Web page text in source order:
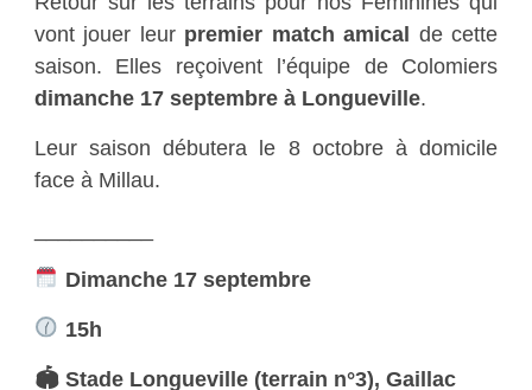
vont jouer leur premier match amical de cette
saison. Elles reçoivent l’équipe de Colomiers
dimanche 17 septembre à Longueville.
Leur saison débutera le 8 octobre à domicile
face à Millau.
Dimanche 17 septembre
15h
🏟 Stade Longueville (terrain n°3), Gaillac